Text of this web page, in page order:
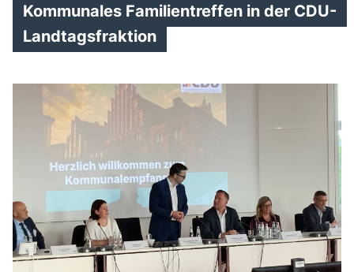
WAHLKREISBESUCHE
PRESSEFOTOS
MEIN BÜRGERBÜRO
MEIN WAHLKREIS
ZIELE
Redebeiträge
Anträge CDU
Kleine Anfragen
Kommunales Familientreffen in der CDU-
Landtagsfraktion